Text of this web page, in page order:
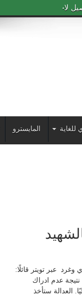
لاحقاً
المايسترو
وغرد عبر تويتر قائلًا:
عدم ادراك
العدالة ستأخذ